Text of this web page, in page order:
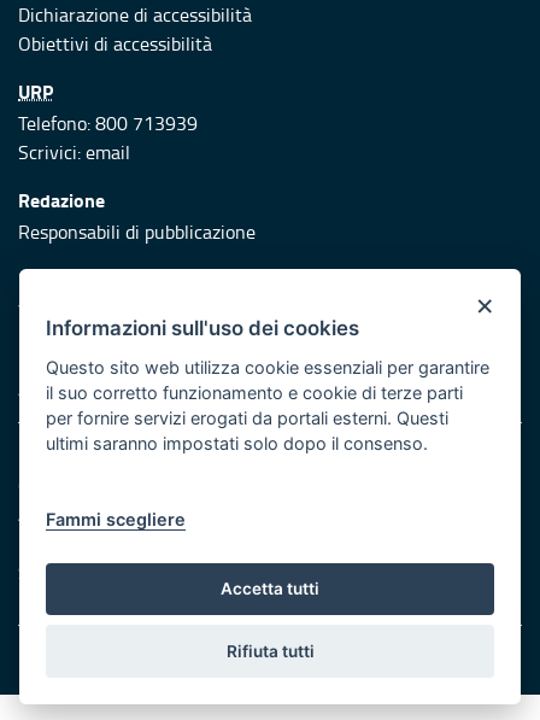
Dichiarazione di accessibilità
Obiettivi di accessibilità
URP
Telefono: 800 713939
Scrivici:email
Redazione
Responsabili di pubblicazione
Protezione civile
Vai al sito di Protezione Civile Puglia
Iniziativa finanziata con risorse del POR Puglia 2014/2020 -
Asse XI
Note legali
Cookie e privacy
Atti di notifica
Servizi Intranet
© Regione Puglia
×
Informazioni sull'uso dei cookies
Questo sito web utilizza cookie essenziali per garantire
il suo corretto funzionamento e cookie di terze parti
per fornire servizi erogati da portali esterni. Questi
ultimi saranno impostati solo dopo il consenso.
Fammi scegliere
Accetta tutti
Rifiuta tutti